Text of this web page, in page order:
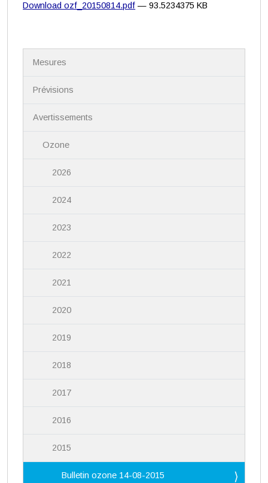
Download ozf_20150814.pdf — 93.5234375 KB
Mesures
Prévisions
Avertissements
Ozone
2026
2024
2023
2022
2021
2020
2019
2018
2017
2016
2015
Bulletin ozone 14-08-2015